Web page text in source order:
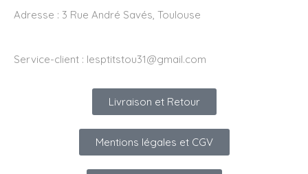
Adresse : 3 Rue André Savés, Toulouse
Service-client : lesptitstou31@gmail.com
Livraison et Retour
Mentions légales et CGV